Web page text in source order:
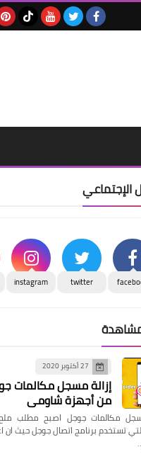
الإجتماعي
twitter
instagram
مشاهدة
27 أكتوبر 2020
إزالة مسجل مكالمات
من أجهزة شاومي
مكالمات جوجل اصبح مطلب
تستخدم برنامج اتصال جوجل حيث ان